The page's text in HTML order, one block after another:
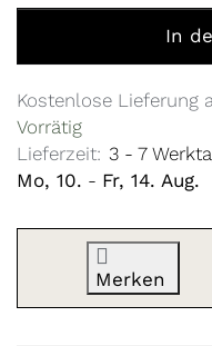
In
Kostenlose Lieferung
Vorrätig
Lieferzeit: 3 - 7
Mo, 10. - Fr, 14. Aug.
Merken